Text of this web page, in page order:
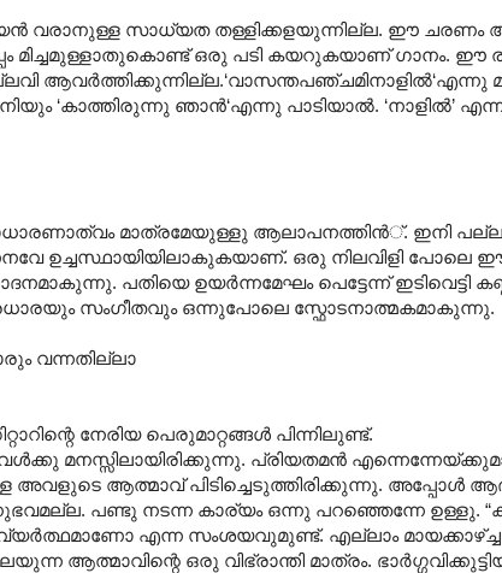
വരാനുള്ള സാധ്യത തള്ളിക്കളയുന്നില്ല. ഈ
മിച്ചമുള്ളാതുകൊണ്ട് ഒരു പടി കയറുകയാണ് ഗാനം. ഈ
ആവര്‍ത്തിക്കുന്നില്ല.‘വാസന്തപഞ്ചമിനാളില്‍‘എന്നു
‘കാത്തിരുന്നു ഞാന്‍‘എ‍ന്നു പാടിയാല്‍. ‘നാളില്‍’
മാത്രമേയുള്ളു ആലാപനത്തിന്‍്. ഇനി
ഉച്ചസ്ഥായിയിലാകുകയാണ്. ഒരു നിലവിളി പോലെ ഈ
പതിയെ ഉയര്‍ന്നമേഘം പെട്ടേന്ന് ഇടിവെട്ടി
സംഗീതവും ഒന്നുപോലെ സ്ഫോടനാത്മകമാകുന്നു.
വന്നതില്ലാ
നേരിയ പെരുമാറ്റങ്ങള്‍ പിന്നിലുണ്ട്.
മനസ്സിലായിരിക്കുന്നു. പ്രിയതമന്‍
ആത്മാവ് പിടിച്ചെടുത്തിരിക്കുന്നു. അപ്പോള്‍
പണ്ടു നടന്ന കാര്യം ഒന്നു പറഞ്ഞെന്നേ ഉള്ളു.
എന്ന സംശയവുമുണ്ട്. എല്ലാം
ആത്മാവിന്റെ ഒരു വിഭ്രാന്തി മാത്രം.